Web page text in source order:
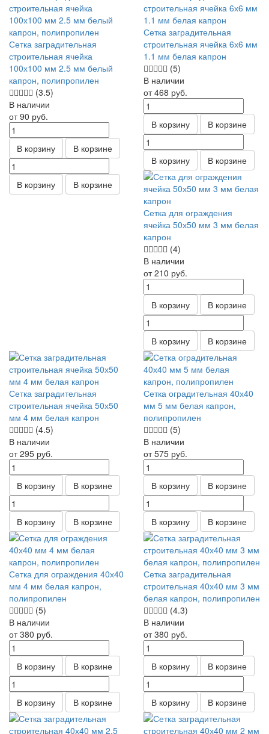
Сетка заградительная
строительная ячейка
100х100 мм 2.5 мм белый
капрон, полипропилен
(3.5)
В наличии
от 90 руб.
В корзину В корзине
В корзину В корзине
Сетка заградительная
строительная ячейка 6х6 мм
1.1 мм белая капрон
(5)
В наличии
от 468 руб.
В корзину В корзине
В корзину В корзине
Сетка для ограждения
ячейка 50х50 мм 3 мм белая
капрон
(4)
В наличии
от 210 руб.
В корзину В корзине
В корзину В корзине
Сетка заградительная
строительная ячейка 50х50
мм 4 мм белая капрон
(4.5)
В наличии
от 295 руб.
В корзину В корзине
В корзину В корзине
Сетка оградительная 40х40
мм 5 мм белая капрон,
полипропилен
(5)
В наличии
от 575 руб.
В корзину В корзине
В корзину В корзине
Сетка для ограждения 40х40
мм 4 мм белая капрон,
полипропилен
(5)
В наличии
от 380 руб.
В корзину В корзине
В корзину В корзине
Сетка заградительная
строительная 40х40 мм 3 мм
белая капрон, полипропилен
(4.3)
В наличии
от 380 руб.
В корзину В корзине
В корзину В корзине